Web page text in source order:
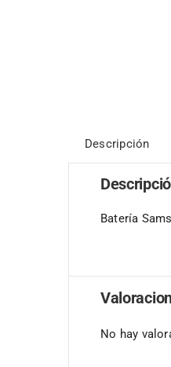
Descripción
Batería
No hay